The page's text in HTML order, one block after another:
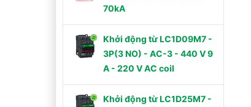
70kA
Khởi động từ LC1D09M7 -
3P(3 NO) - AC-3 - 440 V 9
A - 220 V AC coil
Khởi động từ LC1D25M7 -